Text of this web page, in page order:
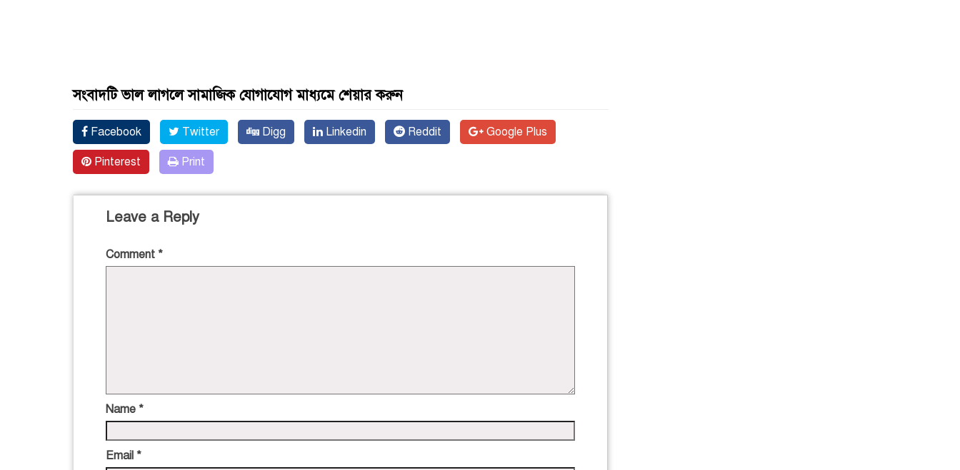
সংবাদটি ভাল লাগলে সামাজিক যোগাযোগ মাধ্যমে শেয়ার করুন
Facebook Twitter Digg Linkedin Reddit Google Plus
Pinterest Print
Leave a Reply
Comment *
Name *
Email *